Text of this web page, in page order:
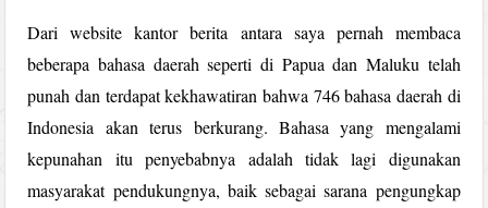
Dari website kantor berita antara saya pernah membaca
beberapa bahasa daerah seperti di Papua dan Maluku telah
punah dan terdapat kekhawatiran bahwa 746 bahasa daerah di
Indonesia akan terus berkurang. Bahasa yang mengalami
kepunahan itu penyebabnya adalah tidak lagi digunakan
masyarakat pendukungnya, baik sebagai sarana pengungkap